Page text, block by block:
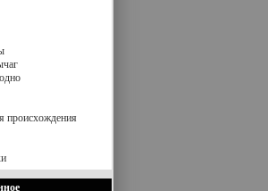
происхождения